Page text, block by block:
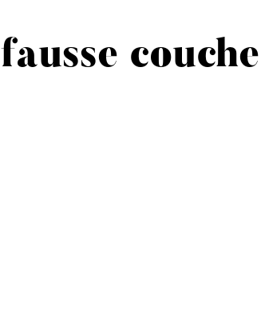
fausse couche